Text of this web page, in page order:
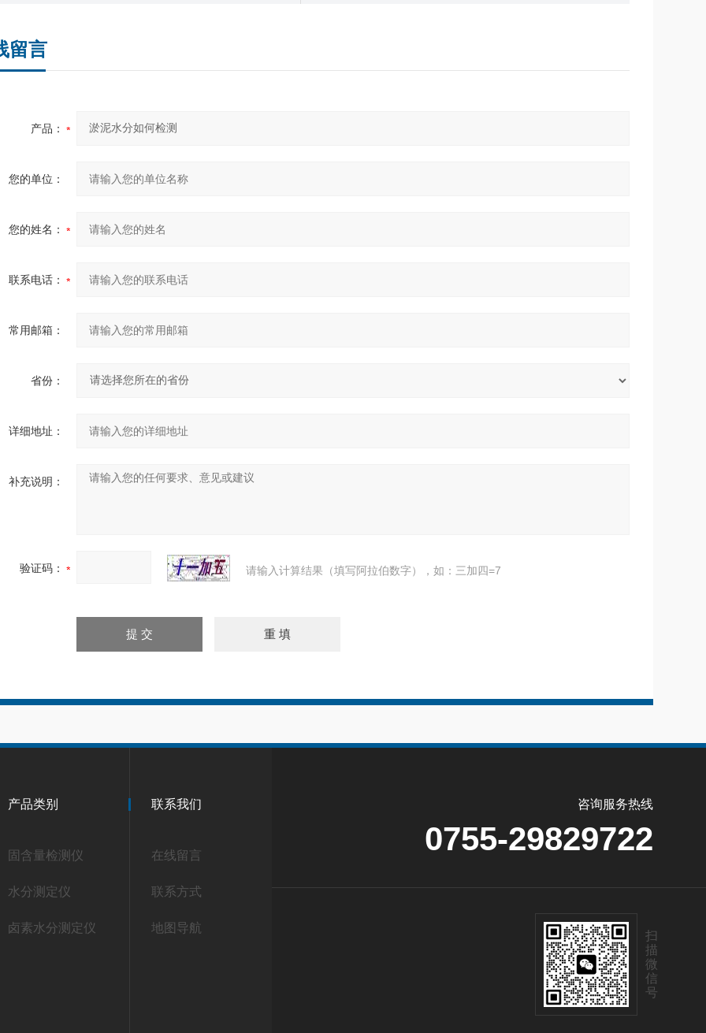
留言
产品：
您的单位：
您的姓名：
联系电话：
常用邮箱：
省份：
详细地址：
补充说明：
验证码： 请输入计算结果（填写阿拉伯数字），如：三加四=7
产品类别
固含量检测仪
水分测定仪
卤素水分测定仪
联系我们
在线留言
联系方式
地图导航
咨询服务热线
0755-29829722
扫
描
微
信
号